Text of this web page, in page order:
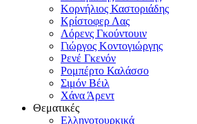
Κορνήλιος Καστοριάδης
Κρίστοφερ Λας
Λόρενς Γκούντουιν
Γιώργος Κοντογιώργης
Ρενέ Γκενόν
Ρομπέρτο Καλάσσο
Σιμόν Βέιλ
Χάνα Άρεντ
Θεματικές
Ελληνοτουρκικά